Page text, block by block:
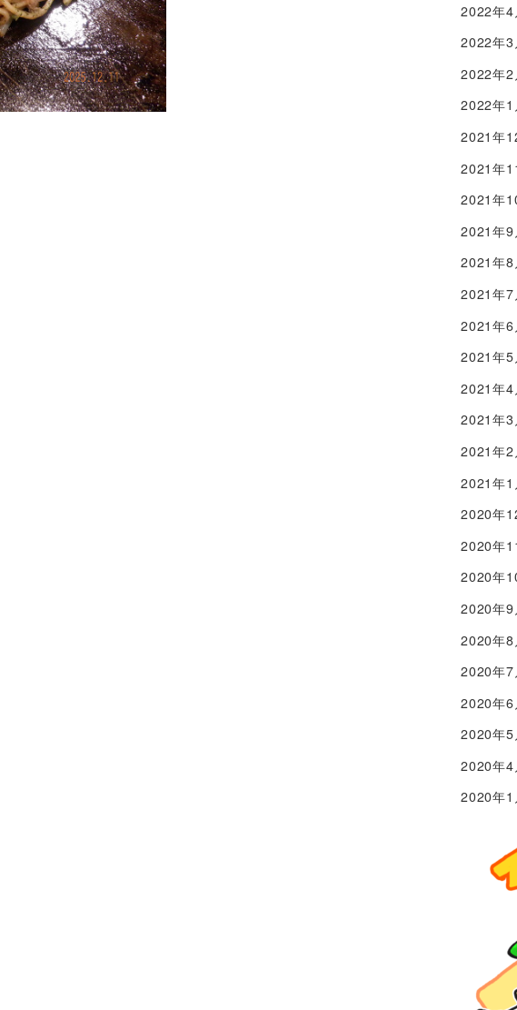
2022年4
2022年3
2022年2
2022年1
2021年
2021年
2021年
2021年9
2021年8
2021年7
2021年6
2021年5
2021年4
2021年3
2021年2
2021年1
2020年
2020年
2020年
2020年9
2020年8
2020年7
2020年6
2020年5
2020年4
2020年1